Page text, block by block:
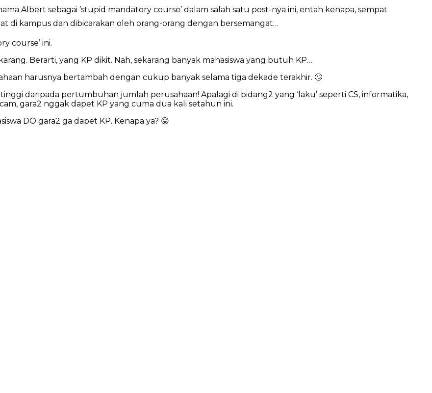
Albert sebagai ’stupid mandatory course’ dalam salah satu post-nya ini, entah kenapa, sempat
di kampus dan dibicarakan oleh orang-orang dengan bersemangat…
course’ ini.
Berarti, yang KP dikit. Nah, sekarang banyak mahasiswa yang butuh KP…
harusnya bertambah dengan cukup banyak selama tiga dekade terakhir. 🙄
daripada pertumbuhan jumlah perusahaan! Apalagi di bidang2 yang ‘laku’ seperti CS, informatika,
gara2 nggak dapet KP yang cuma dua kali setahun ini.
DO gara2 ga dapet KP. Kenapa ya? 😛